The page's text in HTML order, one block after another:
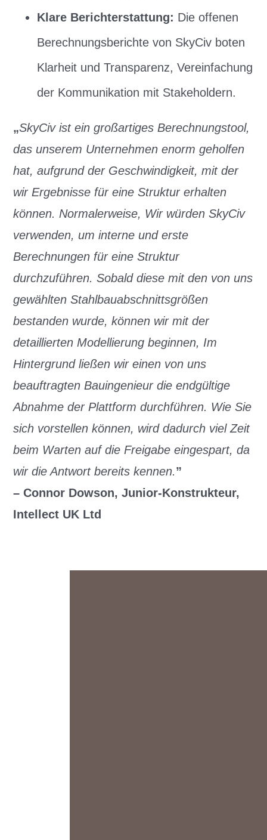
Klare Berichterstattung: Die offenen
Berechnungsberichte von SkyCiv boten
Klarheit und Transparenz, Vereinfachung
der Kommunikation mit Stakeholdern.
„SkyCiv ist ein großartiges Berechnungstool,
das unserem Unternehmen enorm geholfen
hat, aufgrund der Geschwindigkeit, mit der
wir Ergebnisse für eine Struktur erhalten
können. Normalerweise, Wir würden SkyCiv
verwenden, um interne und erste
Berechnungen für eine Struktur
durchzuführen. Sobald diese mit den von uns
gewählten Stahlbauabschnittsgrößen
bestanden wurde, können wir mit der
detaillierten Modellierung beginnen, Im
Hintergrund ließen wir einen von uns
beauftragten Bauingenieur die endgültige
Abnahme der Plattform durchführen. Wie Sie
sich vorstellen können, wird dadurch viel Zeit
beim Warten auf die Freigabe eingespart, da
wir die Antwort bereits kennen.”
– Connor Dowson, Junior-Konstrukteur,
Intellect UK Ltd